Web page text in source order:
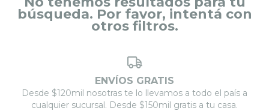
búsqueda. Por favor, intentá con
otros filtros.
ENVÍOS GRATIS
Desde $120mil nosotras te lo llevamos a todo el país a
cualquier sucursal. Desde $150mil gratis a tu casa.